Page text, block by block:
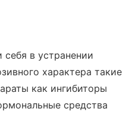
в устранении
характера такие
как ингибиторы
средства